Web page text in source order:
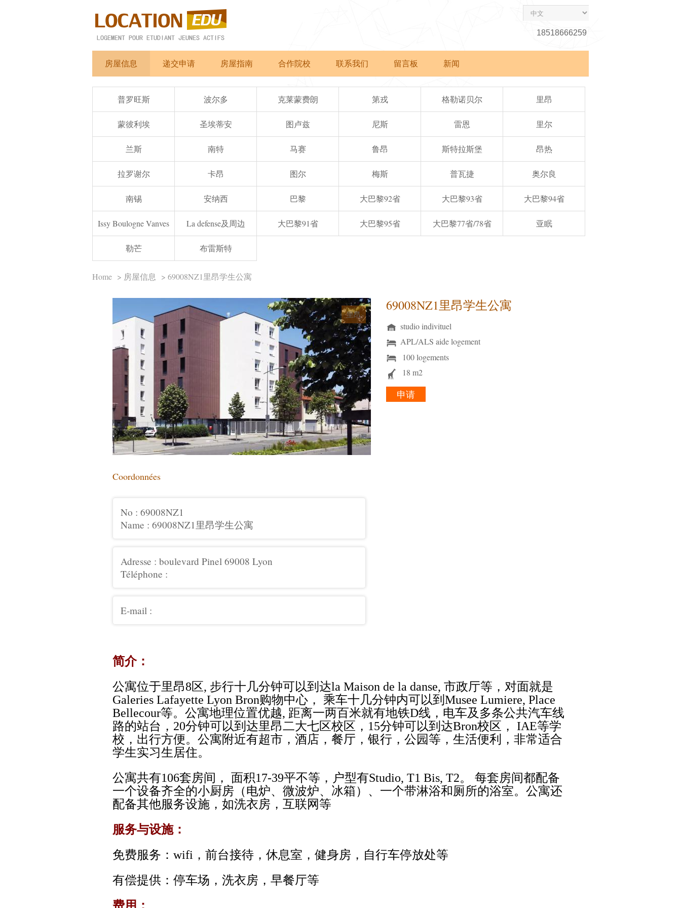
18518666259
房屋信息 递交申请 房屋指南 合作院校 联系我们 留言板 新闻
普罗旺斯 波尔多 克莱蒙费朗 第戎 格勒诺贝尔 里昂
蒙彼利埃 圣埃蒂安 图卢兹 尼斯 雷恩 里尔
兰斯 南特 马赛 鲁昂 斯特拉斯堡 昂热
拉罗谢尔 卡昂 图尔 梅斯 普瓦捷 奥尔良
南锡 安纳西 巴黎 大巴黎92省 大巴黎93省 大巴黎94省
Issy Boulogne Vanves La defense及周边 大巴黎91省 大巴黎95省 大巴黎77省/78省 亚眠
勒芒 布雷斯特
Home > 房屋信息 > 69008NZ1里昂学生公寓
里昂
Coordonnées
No : 69008NZ1
Name : 69008NZ1里昂学生公寓
Adresse : boulevard Pinel 69008 Lyon
Téléphone :
E-mail :
69008NZ1里昂学生公寓
studio indivituel
APL/ALS aide logement
100 logements
18 m2
简介：
公寓位于里昂8区, 步行十几分钟可以到达la Maison de la danse, 市政厅等，对面就是
Galeries Lafayette Lyon Bron购物中心， 乘车十几分钟内可以到 Musee Lumiere, Place
Bellecour等。公寓地理位置优越, 距离一两百米就有地铁D线，电车及多条公共汽车线
路的站台， 20分钟可以到达里昂二大七区校区， 15分钟可以到达Bron校区， IAE等学
校，出行方便。公寓附近有超市，酒店，餐厅，银行，公园等，生活便利，非常适合
学生实习生居住。
公寓共有106套房间， 面积17-39平不等，户型有Studio, T1 Bis, T2。 每套房间都配备
一个设备齐全的小厨房（电炉、微波炉、冰箱）、一个带淋浴和厕所的浴室。公寓还
配备其他服务设施，如洗衣房，互联网等
服务与设施：
免费服务： wifi ，前台接待，休息室，健身房，自行车停放处等
有偿提供：停车场，洗衣房，早餐厅等